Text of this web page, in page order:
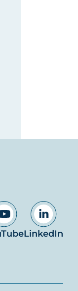
LinkedIn